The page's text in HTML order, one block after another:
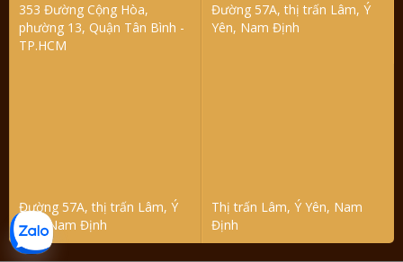
353 Đường Cộng Hòa,
phường 13, Quận Tân Bình -
TP.HCM
Đường 57A, thị trấn Lâm, Ý
Yên, Nam Định
Đường 57A, thị trấn Lâm, Ý
Yên, Nam Định
Thị trấn Lâm, Ý Yên, Nam
Định